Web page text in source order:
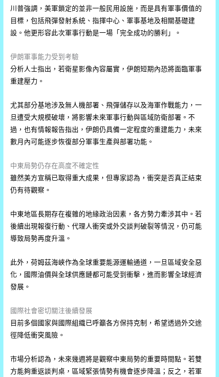
川普強調，美軍鎖定的並非一般民用設施，而是具有軍事價值的
目標，包括飛彈發射系統、指揮中心、軍事基地及相關基礎建
設。他更形容此次軍事行動是一場「完全成功的勝利」。
伊朗軍事能力受到考驗
分析人士指出，若衛星影像內容屬實，伊朗短期內恐將面臨軍事
重建壓力。
尤其部分基地涉及無人機部署、飛彈儲存以及海軍作戰能力，一
旦遭受大規模破壞，將影響未來軍事行動與區域防衛部署。不
過，也有情報報告指出，伊朗仍具備一定程度的重建能力，未來
數月內可能逐步恢復部分軍事生產與部署功能。
中東局勢仍存在高度不確定性
雖然美方宣稱已取得重大成果，但專家認為，衝突是否真正結束
仍有待觀察。
中東地區長期存在複雜的地緣政治因素，各方勢力牽涉其中。若
後續出現報復行動、代理人衝突或外交談判破裂等情況，仍可能
導致局勢再度升溫。
此外，荷姆茲海峽作為全球重要能源運輸通道，一旦區域安全惡
化，國際油價與全球供應鏈都可能受到衝擊，進而影響全球經濟
發展。
國際社會密切關注後續發展
目前多個國家與國際組織已呼籲各方保持克制，希望透過外交途
徑降低衝突風險。
市場分析認為，未來幾週將是觀察中東局勢的重要時間點。若雙
方能夠重返談判桌，區域緊張情勢有機會逐步降溫；反之，若軍